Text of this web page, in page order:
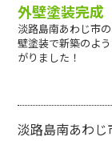
外壁塗装完
淡路島南あわじ市
壁塗装で新築のよ
がりました！
淡路島南あわ